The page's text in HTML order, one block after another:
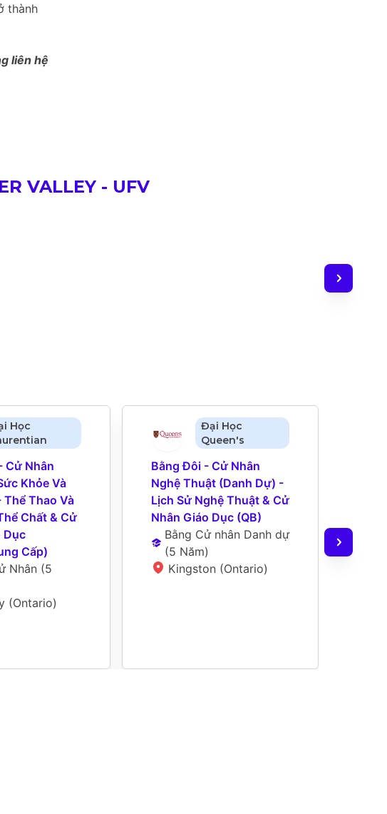
thành
liên hệ
VALLEY - UFV
Học
Cử Nhân
Khỏe Và
Thể Thao Và
Chất & Cử
Dục
Cấp)
Nhân (5
(Ontario)
Đại Học
Queen's
Bằng Đôi - Cử Nhân
Nghệ Thuật (Danh Dự) -
Lịch Sử Nghệ Thuật & Cử
Nhân Giáo Dục (QB)
Bằng Cử nhân Danh dự
(5 Năm)
Kingston (Ontario)